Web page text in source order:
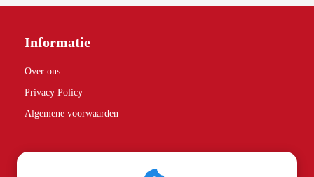
Informatie
Over ons
Privacy Policy
Algemene voorwaarden
Partners